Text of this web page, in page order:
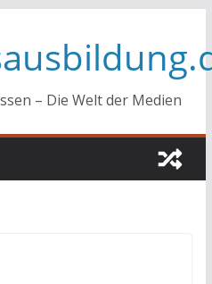
– Die Welt der Medien